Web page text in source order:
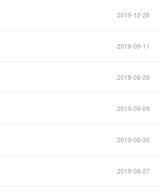
2019-12-26
2019-09-11
2019-08-26
2019-09-09
2019-08-30
2019-08-27